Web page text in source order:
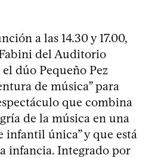
a las 14.30 y 17.00,
del Auditorio
dúo Pequeño Pez
de música” para
que combina
de la música en una
infantil única” y que está
infancia. Integrado por